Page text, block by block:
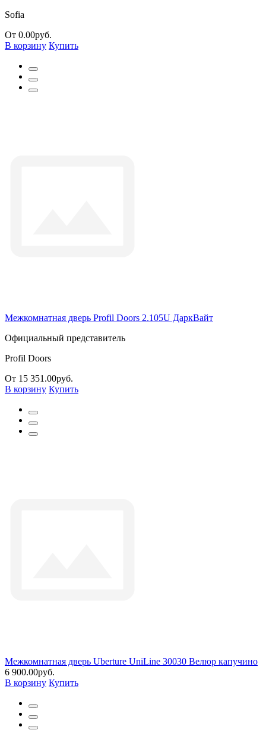
Sofia
От 0.00руб.
В корзину Купить
Межкомнатная дверь Profil Doors 2.105U ДаркВайт
Официальный представитель
Profil Doors
От 15 351.00руб.
В корзину Купить
Межкомнатная дверь Uberture UniLine 30030 Велюр капучино
6 900.00руб.
В корзину Купить